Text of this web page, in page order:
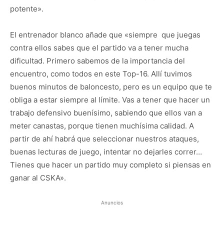
potente».
El entrenador blanco añade que «siempre que juegas
contra ellos sabes que el partido va a tener mucha
dificultad. Primero sabemos de la importancia del
encuentro, como todos en este Top-16. Allí tuvimos
buenos minutos de baloncesto, pero es un equipo que te
obliga a estar siempre al límite. Vas a tener que hacer un
trabajo defensivo buenísimo, sabiendo que ellos van a
meter canastas, porque tienen muchísima calidad. A
partir de ahí habrá que seleccionar nuestros ataques,
buenas lecturas de juego, intentar no dejarles correr…
Tienes que hacer un partido muy completo si piensas en
ganar al CSKA».
Anuncios